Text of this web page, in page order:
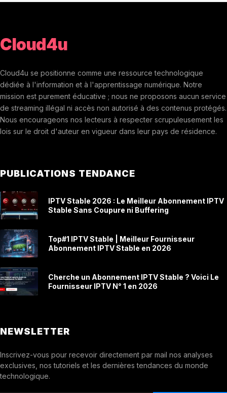
Cloud4u
Cloud4u se positionne comme une ressource technologique
dédiée à l'information et à l'apprentissage numérique. Notre
mission est purement éducative ; nous ne proposons aucun service
de streaming illégal ni accès non autorisé à des contenus protégés.
Nous encourageons nos lecteurs à respecter scrupuleusement les
lois sur le droit d'auteur en vigueur dans leur pays de résidence.
PUBLICATIONS TENDANCE
IPTV Stable 2026 : Le Meilleur Abonnement IPTV
Stable Sans Coupure ni Buffering
Top#1 IPTV Stable | Meilleur Fournisseur
Abonnement IPTV Stable en 2026
Cherche un Abonnement IPTV Stable ? Voici Le
Fournisseur IPTV N° 1 en 2026
NEWSLETTER
Inscrivez-vous pour recevoir directement par mail nos analyses
exclusives, nos tutoriels et les dernières tendances du monde
technologique.